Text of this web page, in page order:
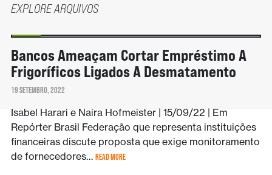
EXPLORE ARQUIVOS
Bancos Ameaçam Cortar Empréstimo A
Frigoríficos Ligados A Desmatamento
19 SETEMBRO, 2022
Isabel Harari e Naira Hofmeister | 15/09/22 | Em
Repórter Brasil Federação que representa instituições
financeiras discute proposta que exige monitoramento
de fornecedores… READ MORE